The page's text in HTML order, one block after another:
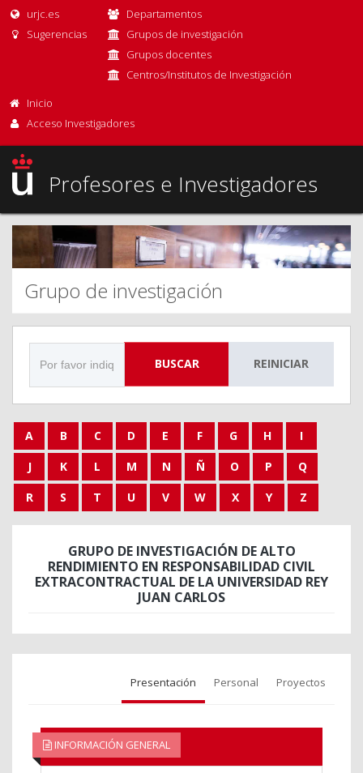
urjc.es
Sugerencias
Departamentos
Grupos de investigación
Grupos docentes
Centros/Institutos de Investigación
Inicio
Acceso Investigadores
Profesores e Investigadores
Grupo de investigación
BUSCAR REINICIAR
A B C D E F G H
I
J
K L M N Ñ O P
Q
R
S T U V W X Y Z
GRUPO DE INVESTIGACIÓN DE ALTO
RENDIMIENTO EN RESPONSABILIDAD CIVIL
EXTRACONTRACTUAL DE LA UNIVERSIDAD REY
JUAN CARLOS
Presentación Personal Proyectos
INFORMACIÓN GENERAL